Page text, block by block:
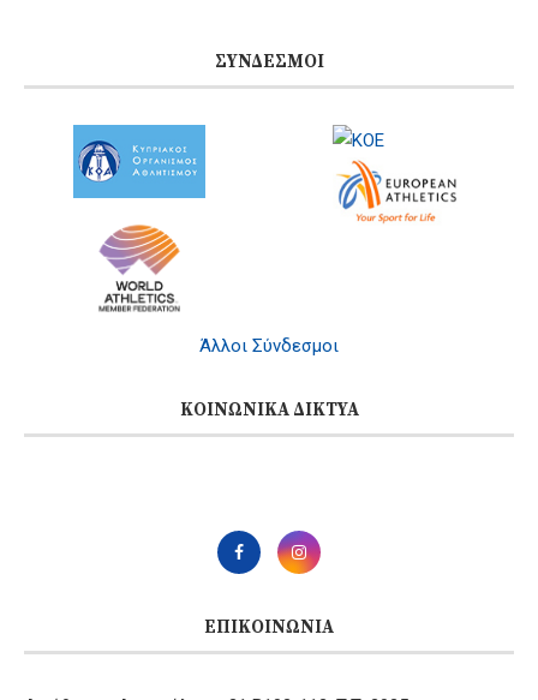
ΣΎΝΔΕΣΜΟΙ
Άλλοι Σύνδεσμοι
ΚΟΙΝΩΝΙΚΆ ΔΊΚΤΥΑ
ΕΠΙΚΟΙΝΩΝΊΑ